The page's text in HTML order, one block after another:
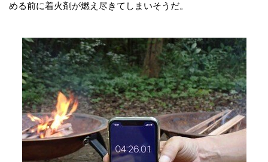
める前に着火剤が燃え尽きてしまいそうだ。